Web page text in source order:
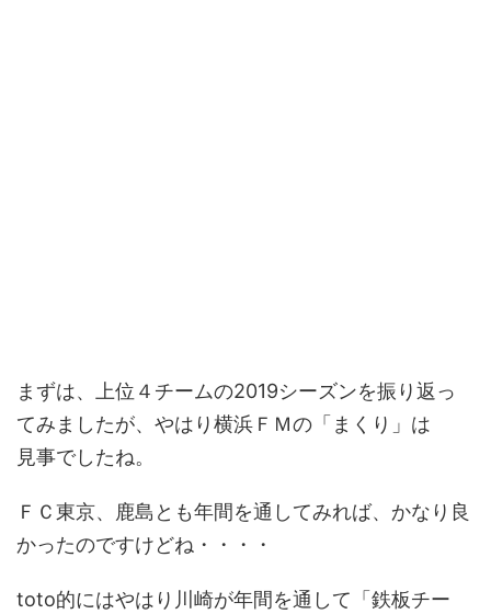
まずは、上位４チームの2019シーズンを振り返っ
てみましたが、やはり横浜ＦＭの「まくり」は
見事でしたね。
ＦＣ東京、鹿島とも年間を通してみれば、かなり良
かったのですけどね・・・・
toto的にはやはり川崎が年間を通して「鉄板チー